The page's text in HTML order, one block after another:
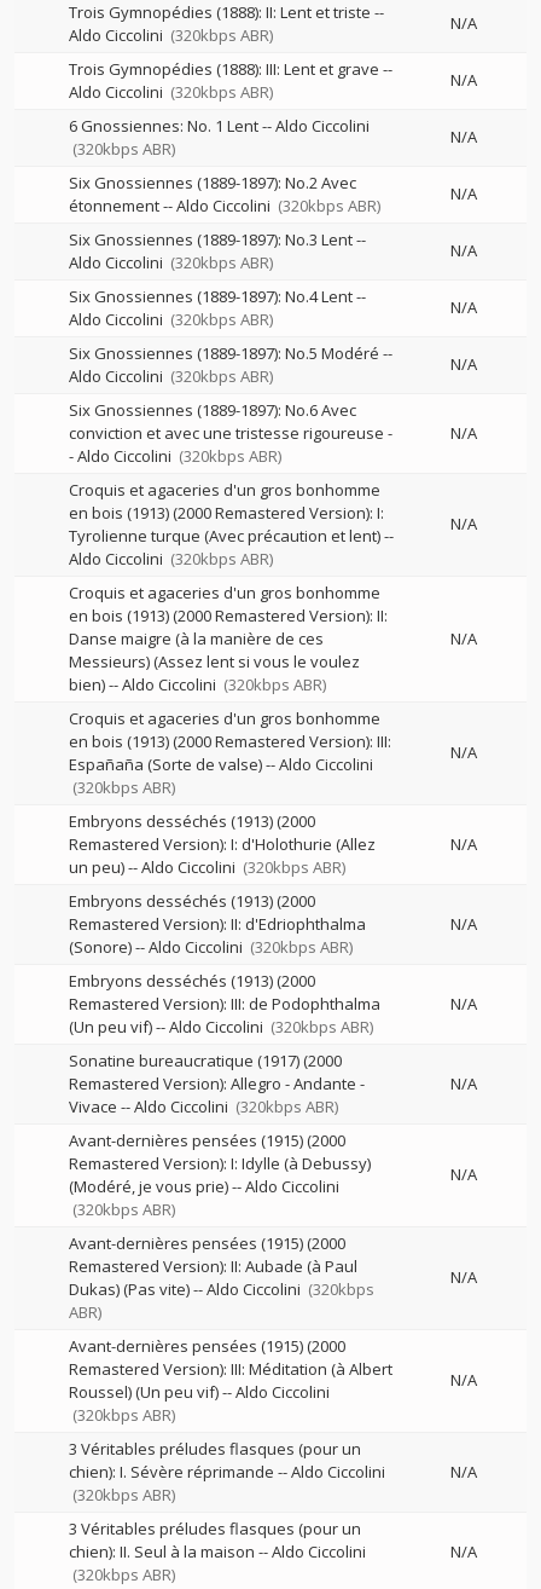
Trois Gymnopédies (1888): II: Lent et triste --
Aldo Ciccolini (320kbps ABR)
N/A
Trois Gymnopédies (1888): III: Lent et grave --
Aldo Ciccolini (320kbps ABR)
N/A
6 Gnossiennes: No. 1 Lent--Aldo Ciccolini
(320kbps ABR)
N/A
Six Gnossiennes (1889-1897): No.2 Avec
étonnement--Aldo Ciccolini (320kbps ABR)
N/A
Six Gnossiennes (1889-1897): No.3 Lent--
Aldo Ciccolini (320kbps ABR)
N/A
Six Gnossiennes (1889-1897): No.4 Lent--
Aldo Ciccolini (320kbps ABR)
N/A
Six Gnossiennes (1889-1897): No.5 Modéré --
Aldo Ciccolini (320kbps ABR)
N/A
Six Gnossiennes (1889-1897): No.6 Avec
conviction et avec une tristesse rigoureuse -
-Aldo Ciccolini (320kbps ABR)
N/A
Croquis et agaceries d'un gros bonhomme
en bois (1913) (2000 Remastered Version): I:
Tyrolienne turque (Avec précaution et lent)--
Aldo Ciccolini (320kbps ABR)
N/A
Croquis et agaceries d'un gros bonhomme
en bois (1913) (2000 Remastered Version): II:
Danse maigre (à la manière de ces
Messieurs) (Assez lent si vous le voulez
bien)--Aldo Ciccolini (320kbps ABR)
N/A
Croquis et agaceries d'un gros bonhomme
en bois (1913) (2000 Remastered Version): III:
Españaña (Sorte de valse)--Aldo Ciccolini
(320kbps ABR)
N/A
Embryons desséchés (1913) (2000
Remastered Version): I: d'Holothurie (Allez
un peu)--Aldo Ciccolini (320kbps ABR)
N/A
Embryons desséchés (1913) (2000
Remastered Version): II: d'Edriophthalma
(Sonore)--Aldo Ciccolini (320kbps ABR)
N/A
Embryons desséchés (1913) (2000
Remastered Version): III: de Podophthalma
(Un peu vif)--Aldo Ciccolini (320kbps ABR)
N/A
Sonatine bureaucratique (1917) (2000
Remastered Version): Allegro - Andante -
Vivace --Aldo Ciccolini (320kbps ABR)
N/A
Avant-dernières pensées (1915) (2000
Remastered Version): I: Idylle (à Debussy)
(Modéré, je vous prie)--Aldo Ciccolini
(320kbps ABR)
N/A
Avant-dernières pensées (1915) (2000
Remastered Version): II: Aubade (à Paul
Dukas) (Pas vite)--Aldo Ciccolini (320kbps
ABR)
N/A
Avant-dernières pensées (1915) (2000
Remastered Version): III: Méditation (à Albert
Roussel) (Un peu vif)--Aldo Ciccolini
(320kbps ABR)
N/A
3 Véritables préludes flasques (pour un
chien): I. Sévère réprimande --Aldo Ciccolini
(320kbps ABR)
N/A
3 Véritables préludes flasques (pour un
chien): II. Seul à la maison --Aldo Ciccolini
(320kbps ABR)
N/A